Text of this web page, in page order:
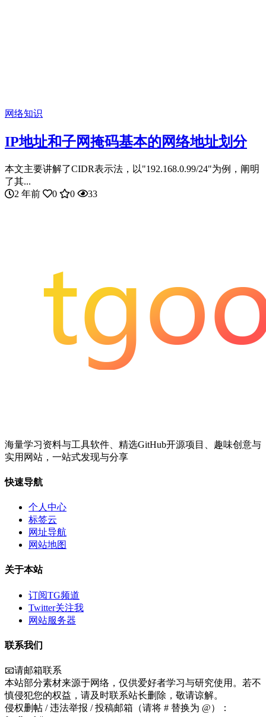
网络知识
IP地址和子网掩码基本的网络地址划分
本文主要讲解了CIDR表示法，以"192.168.0.99/24"为例，阐明
了其...
2 年前
0 0 33
海量学习资料与工具软件、精选GitHub开源项目、趣味创意与
实用网站，一站式发现与分享
快速导航
个人中心
标签云
网址导航
网站地图
关于本站
订阅TG频道
Twitter关注我
网站服务器
联系我们
📧请邮箱联系
本站部分素材来源于网络，仅供爱好者学习与研究使用。若不
慎侵犯您的权益，请及时联系站长删除，敬请谅解。
侵权删帖 / 违法举报 / 投稿邮箱（请将 # 替换为 @）：